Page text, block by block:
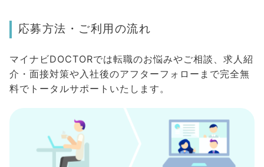
応募方法・ご利用の流れ
マイナビDOCTORでは転職のお悩みやご相談、求人紹
介・面接対策や入社後のアフターフォローまで完全無
料でトータルサポートいたします。